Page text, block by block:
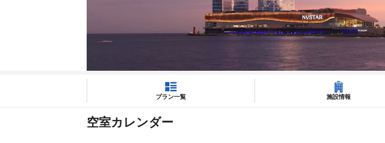
プラン一覧 施設情報
空室カレンダー